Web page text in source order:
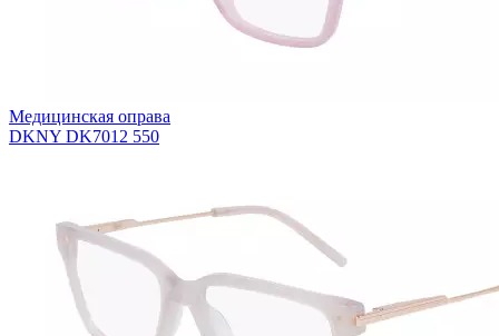
Медицинская оправа
DKNY DK7012 550